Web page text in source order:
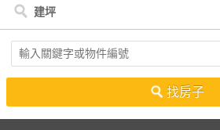
不限 900萬以下
建坪
不限 20坪以下 20坪-30坪 30坪-40
50坪以上
找房子